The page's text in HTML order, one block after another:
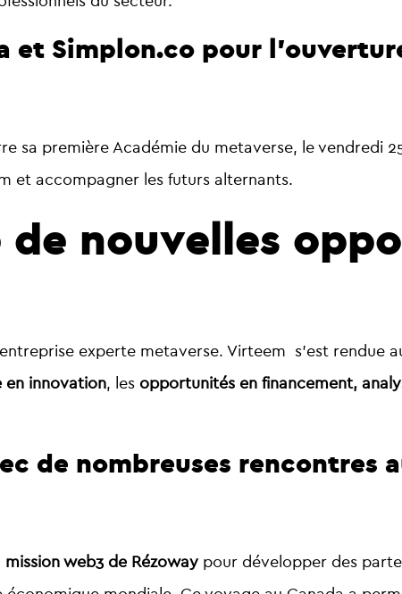
et Simplon.co pour
sa première Académie du metaverse, le vendredi
et accompagner les futurs alternants.
nouvelles
experte metaverse. Virteem s’est rendue
en innovation, les opportunités en financement,
de nombreuses rencontres
web3 de Rézoway pour développer des